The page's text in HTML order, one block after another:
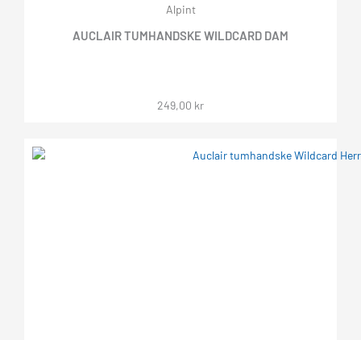
Alpint
AUCLAIR TUMHANDSKE WILDCARD DAM
249,00 kr